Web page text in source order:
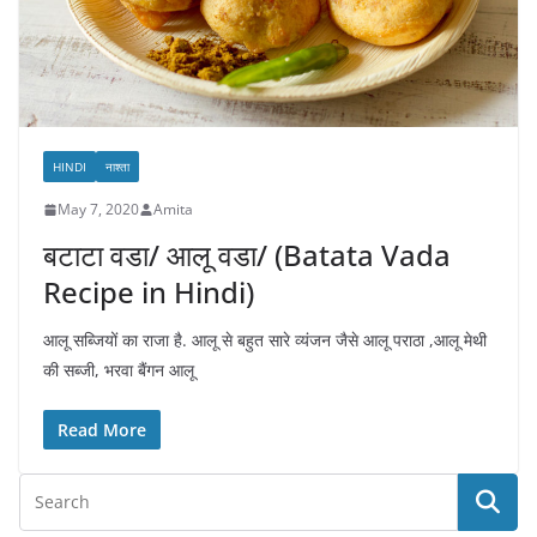
HINDI नाश्ता
May 7, 2020 Amita
बटाटा वडा/ आलू वडा/ (Batata Vada
Recipe in Hindi)
आलू सब्जियों का राजा है. आलू से बहुत सारे व्यंजन जैसे आलू पराठा ,आलू मेथी
की सब्जी, भरवा बैंगन आलू
Read More